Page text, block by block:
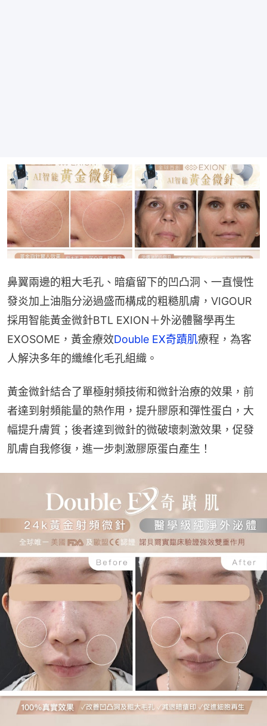
鼻翼兩邊的粗大毛孔、暗瘡留下的凹凸洞、一直慢性
發炎加上油脂分泌過盛而構成的粗糙肌膚，VIGOUR
採用智能黃金微針BTL EXION＋外泌體醫學再生
EXOSOME，黃金療效Double EX奇蹟肌療程，為客
人解決多年的纖維化毛孔組織。
黃金微針結合了單極射頻技術和微針治療的效果，前
者達到射頻能量的熱作用，提升膠原和彈性蛋白，大
幅提升膚質；後者達到微針的微破壞刺激效果，促發
肌膚自我修復，進一步刺激膠原蛋白產生！